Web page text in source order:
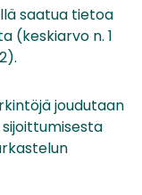
saatua tietoa
(keskiarvo n. 1
joudutaan